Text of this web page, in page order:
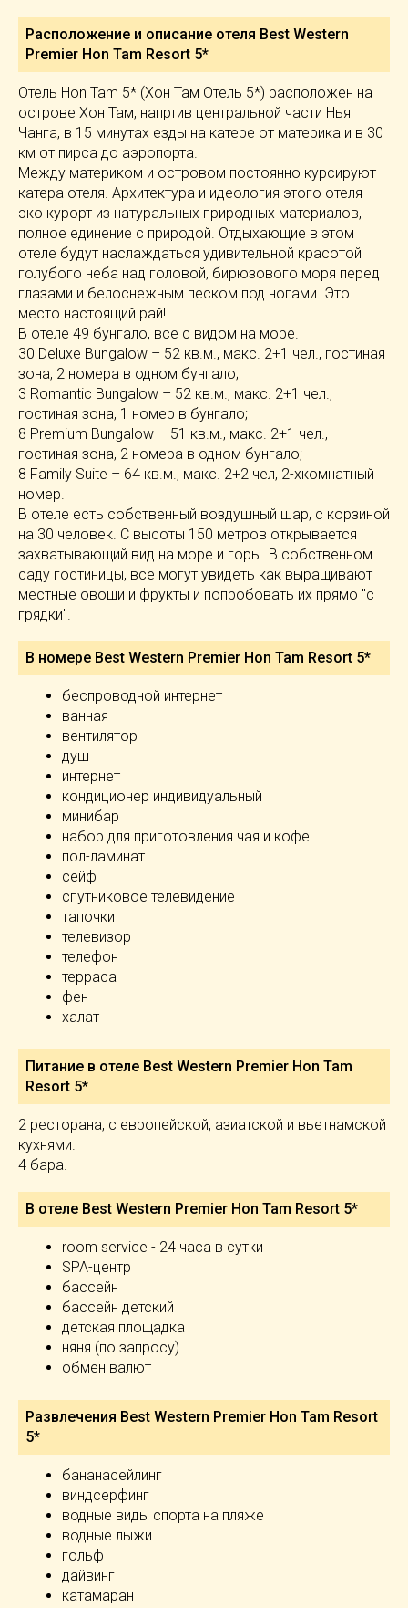
Расположение и описание отеля Best Western
Premier Hon Tam Resort 5*
Отель Hon Tam 5* (Хон Там Отель 5*) расположен на
острове Хон Там, напртив центральной части Нья
Чанга, в 15 минутах езды на катере от материка и в 30
км от пирса до аэропорта.
Между материком и островом постоянно курсируют
катера отеля. Архитектура и идеология этого отеля -
эко курорт из натуральных природных материалов,
полное единение с природой. Отдыхающие в этом
отеле будут наслаждаться удивительной красотой
голубого неба над головой, бирюзового моря перед
глазами и белоснежным песком под ногами. Это
место настоящий рай!
В отеле 49 бунгало, все с видом на море.
30 Deluxe Bungalow – 52 кв.м., макс. 2+1 чел., гостиная
зона, 2 номера в одном бунгало;
3 Romantic Bungalow – 52 кв.м., макс. 2+1 чел.,
гостиная зона, 1 номер в бунгало;
8 Premium Bungalow – 51 кв.м., макс. 2+1 чел.,
гостиная зона, 2 номера в одном бунгало;
8 Family Suite – 64 кв.м., макс. 2+2 чел, 2-хкомнатный
номер.
В отеле есть собственный воздушный шар, с корзиной
на 30 человек. С высоты 150 метров открывается
захватывающий вид на море и горы. В собственном
саду гостиницы, все могут увидеть как выращивают
местные овощи и фрукты и попробовать их прямо "с
грядки".
В номере Best Western Premier Hon Tam Resort 5*
беспроводной интернет
ванная
вентилятор
душ
интернет
кондиционер индивидуальный
минибар
набор для приготовления чая и кофе
пол-ламинат
сейф
спутниковое телевидение
тапочки
телевизор
телефон
терраса
фен
халат
Питание в отеле Best Western Premier Hon Tam
Resort 5*
2 ресторана, с европейской, азиатской и вьетнамской
кухнями.
4 бара.
В отеле Best Western Premier Hon Tam Resort 5*
room service - 24 часа в сутки
SPA-центр
бассейн
бассейн детский
детская площадка
няня (по запросу)
обмен валют
Развлечения Best Western Premier Hon Tam Resort
5*
бананасейлинг
виндсерфинг
водные виды спорта на пляже
водные лыжи
гольф
дайвинг
катамаран